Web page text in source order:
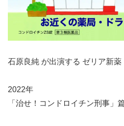
石原良純 が出演する ゼリア新
2022年
「治せ！コンドロイチン刑事」